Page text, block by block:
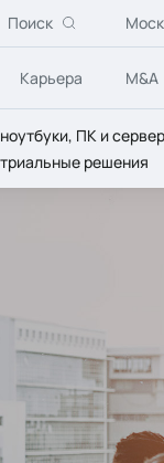
Поиск
Карьера M&A
ПК и
решения